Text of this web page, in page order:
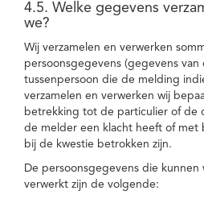
4.5. Welke gegevens
we?
Wij verzamelen en verwerken
persoonsgegevens (gegevens
tussenpersoon die de melding
verzamelen en verwerken wij
betrekking tot de particulier of de
de melder een klacht heeft of
bij de kwestie betrokken zijn.
De persoonsgegevens die kunnen
verwerkt zijn de volgende: